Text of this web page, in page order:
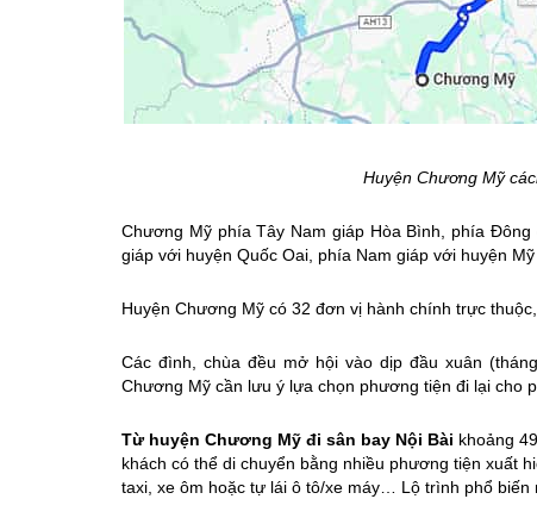
Huyện Chương Mỹ
Chương Mỹ phía Tây Nam giáp Hòa Bình, phía
giáp với huyện Quốc Oai, phía Nam giáp với huyện
Huyện Chương Mỹ có 32 đơn vị hành chính trực
Các đình, chùa đều mở hội vào dịp đầu xuân
Chương Mỹ cần lưu ý lựa chọn phương tiện đi lại cho
Từ huyện Chương Mỹ đi sân bay Nội Bài khoảng
khách có thể di chuyển bằng nhiều phương tiện xuất
taxi, xe ôm hoặc tự lái ô tô/xe máy… Lộ trình phổ biến